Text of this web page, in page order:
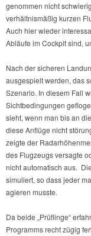
genommen nicht
verhältnismäßig kurzen
Auch hier wieder
Abläufe im Cockpit sind,
Nach der sicheren
ausgespielt werden, das
Szenario. In diesem Fall
Sichtbedingungen
sieht, wenn man bis an
diese Anflüge nicht
zeigte der
des Flugzeugs versagte
nicht automatisch aus.
simuliert, so dass jeder
agieren musste.
Da beide „Prüflinge“
Programms recht zügig